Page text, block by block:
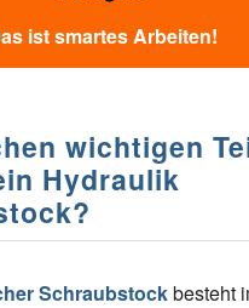
ist smartes Arbeiten!
wichtigen
Hydraulik
Schraubstockbesteht